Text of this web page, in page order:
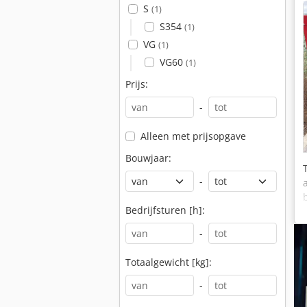
S (1)
S354 (1)
VG (1)
VG60 (1)
Prijs:
-
Alleen met prijsopgave
Bouwjaar:
-
Bedrijfsturen [h]:
-
Totaalgewicht [kg]:
-